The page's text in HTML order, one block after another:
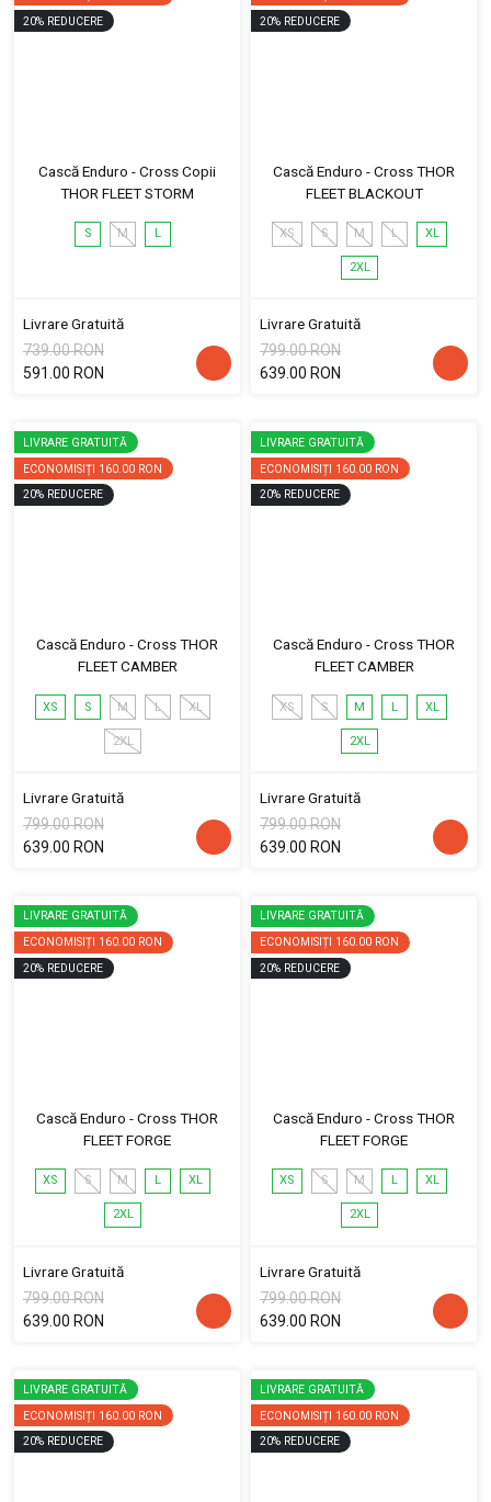
20% REDUCERE
Cască Enduro - Cross Copii
THOR FLEET STORM
S M L
Livrare Gratuită
739.00 RON
591.00 RON
20% REDUCERE
Cască Enduro - Cross THOR
FLEET BLACKOUT
XS S M L XL
2XL
Livrare Gratuită
799.00 RON
639.00 RON
LIVRARE GRATUITĂ
ECONOMISIȚI 160.00 RON
20% REDUCERE
Cască Enduro - Cross THOR
FLEET CAMBER
XS S M L XL
2XL
Livrare Gratuită
799.00 RON
639.00 RON
LIVRARE GRATUITĂ
ECONOMISIȚI 160.00 RON
20% REDUCERE
Cască Enduro - Cross THOR
FLEET CAMBER
XS S M L XL
2XL
Livrare Gratuită
799.00 RON
639.00 RON
LIVRARE GRATUITĂ
ECONOMISIȚI 160.00 RON
20% REDUCERE
Cască Enduro - Cross THOR
FLEET FORGE
XS S M L XL
2XL
Livrare Gratuită
799.00 RON
639.00 RON
LIVRARE GRATUITĂ
ECONOMISIȚI 160.00 RON
20% REDUCERE
Cască Enduro - Cross THOR
FLEET FORGE
XS S M L XL
2XL
Livrare Gratuită
799.00 RON
639.00 RON
LIVRARE GRATUITĂ
ECONOMISIȚI 160.00 RON
20% REDUCERE
LIVRARE GRATUITĂ
ECONOMISIȚI 160.00 RON
20% REDUCERE